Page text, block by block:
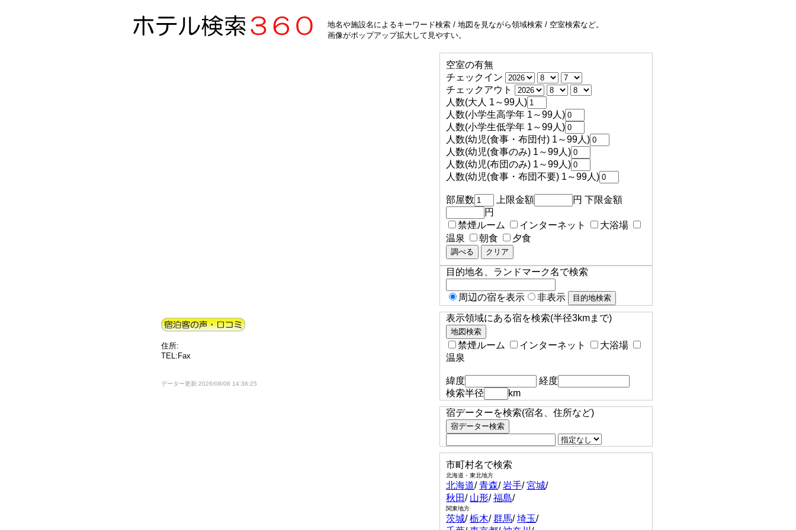
地名や施設名によるキーワード検索 / 地図を見ながら領域検索 / 空室検索など。
画像がポップアップ拡大して見やすい。
住所:
TEL:Fax
データー更新:2026/08/06 14:36:25
空室の有無
チェックイン
チェックアウト
人数(大人 1～99人)
人数(小学生高学年 1～99人)
人数(小学生低学年 1～99人)
人数(幼児(食事・布団付) 1～99人)
人数(幼児(食事のみ) 1～99人)
人数(幼児(布団のみ) 1～99人)
人数(幼児(食事・布団不要) 1～99人)
部屋数 上限金額
円 下限金額
円
禁煙ルーム
インターネット
大浴場
温泉
朝食 夕食
目的地名、ランドマーク名で検索
周辺の宿を表示 非表示
表示領域にある宿を検索(半径3kmまで)
禁煙ルーム インターネット
大浴場
温泉
緯度
経度
検索半径
km
宿データーを検索(宿名、住所など)
市町村名で検索
北海道・東北地方
北海道/青森/岩手/宮城/
秋田/ 山形/福島/
関東地方
茨城/栃木/群馬/埼玉/